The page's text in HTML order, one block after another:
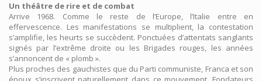
Un théâtre de rire et de combat
Arrive 1968. Comme le reste de l’Europe, l’Italie entre en
effervescence. Les manifestations se multiplient, la contestation
s’amplifie, les heurts se succèdent. Ponctuées d’attentats sanglants
signés par l’extrême droite ou les Brigades rouges, les années
s’annoncent de « plomb ».
Plus proches des gauchistes que du Parti communiste, Franca et son